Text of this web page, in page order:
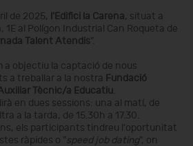
de 2025, l'Edifici la Carena, situat a
1E al Polígon Industrial Can Roqueta de
Talent Atendis".
a objectiu la captació de nous
a treballar a la nostra Fundació
Tècnic/a Educatiu.
en dues sessions: una al matí, de
a la tarda, de 15.30h a 17.30.
els participants tindreu l'oportunitat
ràpides o "speed job dating", on